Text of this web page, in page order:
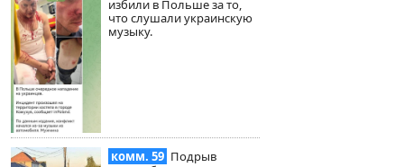
избили в Польше за то,
что слушали украинскую
музыку.
комм. 59 Подрыв